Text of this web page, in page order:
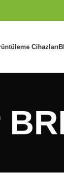
Cihazları